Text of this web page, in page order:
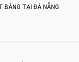
BẰNG TẠI ĐÀ NẴNG